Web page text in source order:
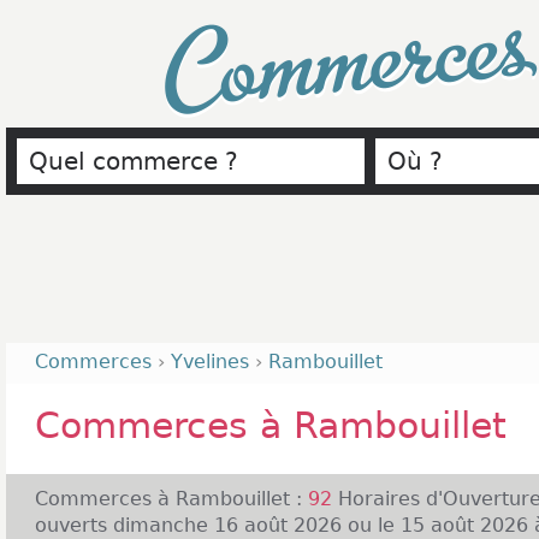
Commerces › Yvelines › Rambouillet
Commerces à Rambouillet
Commerces à Rambouillet : 92 Horaires
ouverts dimanche 16 août 2026 ou le 15 août 2026